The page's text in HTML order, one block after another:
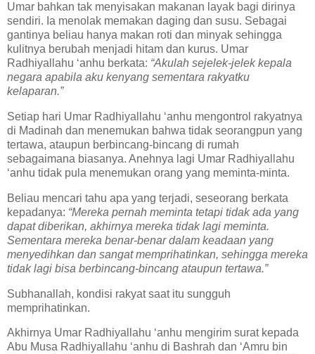
Umar bahkan tak menyisakan makanan layak bagi dirinya
sendiri. Ia menolak memakan daging dan susu. Sebagai
gantinya beliau hanya makan roti dan minyak sehingga
kulitnya berubah menjadi hitam dan kurus. Umar
Radhiyallahu ‘anhu berkata: “Akulah sejelek-jelek kepala
negara apabila aku kenyang sementara rakyatku
kelaparan.”
Setiap hari Umar Radhiyallahu ‘anhu mengontrol rakyatnya
di Madinah dan menemukan bahwa tidak seorangpun yang
tertawa, ataupun berbincang-bincang di rumah
sebagaimana biasanya. Anehnya lagi Umar Radhiyallahu
‘anhu tidak pula menemukan orang yang meminta-minta.
Beliau mencari tahu apa yang terjadi, seseorang berkata
kepadanya: “Mereka pernah meminta tetapi tidak ada yang
dapat diberikan, akhirnya mereka tidak lagi meminta.
Sementara mereka benar-benar dalam keadaan yang
menyedihkan dan sangat memprihatinkan, sehingga mereka
tidak lagi bisa berbincang-bincang ataupun tertawa.”
Subhanallah, kondisi rakyat saat itu sungguh
memprihatinkan.
Akhirnya Umar Radhiyallahu ‘anhu mengirim surat kepada
Abu Musa Radhiyallahu ‘anhu di Bashrah dan ‘Amru bin